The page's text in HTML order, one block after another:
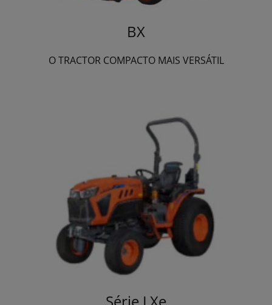
BX
O TRACTOR COMPACTO MAIS VERSÁTIL
Série LXe